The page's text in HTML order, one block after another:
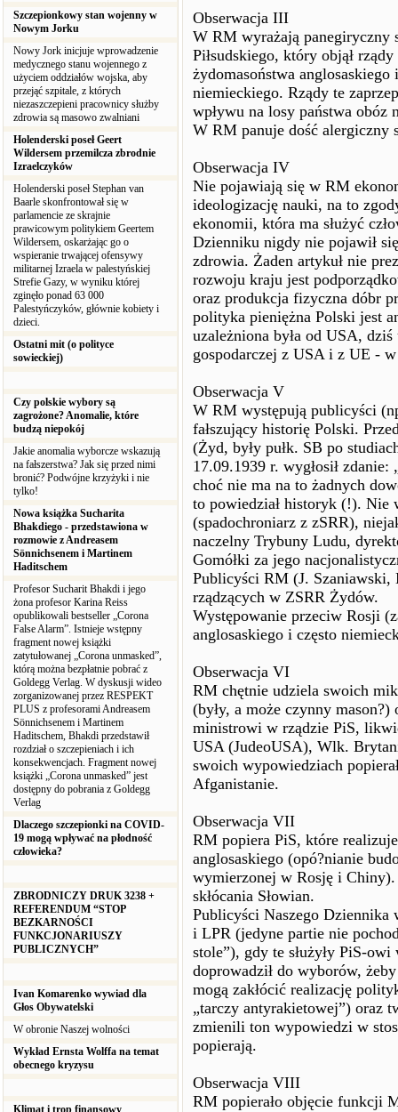
Szczepionkowy stan wojenny w
Nowym Jorku
Nowy Jork inicjuje wprowadzenie
medycznego stanu wojennego z
użyciem oddziałów wojska, aby
przejąć szpitale, z których
niezaszczepieni pracownicy służby
zdrowia są masowo zwalniani
Holenderski poseł Geert
Wildersem przemilcza zbrodnie
Izraelczyków
Holenderski poseł Stephan van
Baarle skonfrontował się w
parlamencie ze skrajnie
prawicowym politykiem Geertem
Wildersem, oskarżając go o
wspieranie trwającej ofensywy
militarnej Izraela w palestyńskiej
Strefie Gazy, w wyniku której
zginęło ponad 63 000
Palestyńczyków, głównie kobiety i
dzieci.
Ostatni mit (o polityce
sowieckiej)
Czy polskie wybory są
zagrożone? Anomalie, które
budzą niepokój
Jakie anomalia wyborcze wskazują
na fałszerstwa? Jak się przed nimi
bronić? Podwójne krzyżyki i nie
tylko!
Nowa książka Sucharita
Bhakdiego - przedstawiona w
rozmowie z Andreasem
Sönnichsenem i Martinem
Haditschem
Profesor Sucharit Bhakdi i jego
żona profesor Karina Reiss
opublikowali bestseller „Corona
False Alarm”. Istnieje wstępny
fragment nowej książki
zatytułowanej „Corona unmasked”,
którą można bezpłatnie pobrać z
Goldegg Verlag. W dyskusji wideo
zorganizowanej przez RESPEKT
PLUS z profesorami Andreasem
Sönnichsenem i Martinem
Haditschem, Bhakdi przedstawił
rozdział o szczepieniach i ich
konsekwencjach. Fragment nowej
książki „Corona unmasked” jest
dostępny do pobrania z Goldegg
Verlag
Dlaczego szczepionki na COVID-
19 mogą wpływać na płodność
człowieka?
ZBRODNICZY DRUK 3238 +
REFERENDUM “STOP
BEZKARNOŚCI
FUNKCJONARIUSZY
PUBLICZNYCH”
Ivan Komarenko wywiad dla
Głos Obywatelski
W obronie Naszej wolności
Wykład Ernsta Wolffa na temat
obecnego kryzysu
Klimat i trop finansowy
Obserwacja III
W RM wyrażają panegiryczny
Piłsudskiego, który objął
żydomasoństwa
niemieckiego. Rządy te
wpływu na losy państwa obóz
W RM panuje dość alergiczny
Obserwacja IV
Nie pojawiają się w RM
ideologizację nauki, na to
ekonomii, która ma służyć
Dzienniku nigdy nie pojawił
zdrowia. Żaden artykuł nie
rozwoju kraju jest
oraz produkcja fizyczna dóbr
polityka pieniężna Polski jest
uzależniona była od USA,
gospodarczej z USA i z UE -
Obserwacja V
W RM występują publicyści
fałszujący historię Polski.
(Żyd, były pułk. SB po
17.09.1939 r. wygłosił
choć nie ma na to żadnych
to powiedział historyk (!). Nie
(spadochroniarz z zSRR),
naczelny Trybuny Ludu,
Gomółki za jego
Publicyści RM (J. Szaniawski,
rządzących w ZSRR Żydów.
Występowanie przeciw Rosji
anglosaskiego i często
Obserwacja VI
RM chętnie udziela swoich
(były, a może czynny
ministrowi w rządzie PiS,
USA (JudeoUSA), Wlk.
swoich wypowiedziach
Afganistanie.
Obserwacja VII
RM popiera PiS, które
anglosaskiego (opó?nianie
wymierzonej w Rosję i
skłócania Słowian.
Publicyści Naszego Dziennika
i LPR (jedyne partie nie
stole”), gdy te służyły PiS-
doprowadził do wyborów,
mogą zakłócić realizację
„tarczy antyrakietowej”) oraz
zmienili ton wypowiedzi w
popierają.
Obserwacja VIII
RM popierało objęcie funkcji